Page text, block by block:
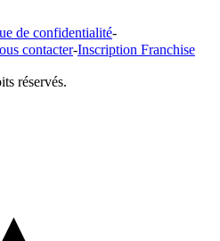
de confidentialité-
contacter-Inscription Franchise
réservés.